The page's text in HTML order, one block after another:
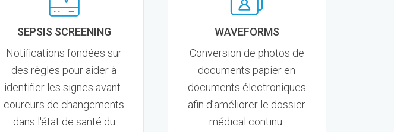
SEPSIS SCREENING
Notifications fondées sur
des règles​​​​​​​ pour aider à
identifier les signes avant-
coureurs de changements
dans l'état de santé du
WAVEFORMS
Conversion de photos de
documents papier en
documents électroniques
afin d’améliorer le dossier
médical continu.